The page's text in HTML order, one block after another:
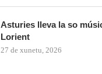
Asturies lleva la so
Lorient
27 de xunetu, 2026